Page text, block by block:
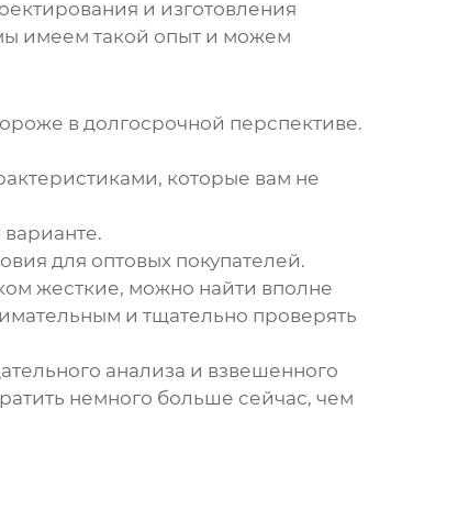
и изготовления
имеем такой опыт и можем
в долгосрочной перспективе.
которые вам не
для оптовых покупателей.
жесткие, можно найти вполне
и тщательно проверять
анализа и взвешенного
немного больше сейчас, чем